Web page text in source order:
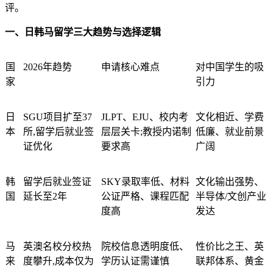
评。
一、日韩马留学三大趋势与选择逻辑
国
家
2026年趋势 申请核心难点
对中国学生的吸
引力
日
本
SGU项目扩至37
所,留学后就业签
证优化
JLPT、EJU、校内考
层层关卡;教授内诺制
要求高
文化相近、学费
低廉、就业前景
广阔
韩
国
留学后就业签证
延长至2年
SKY录取率低、材料
公证严格、课程匹配
度高
文化输出强势、
半导体/文创产业
发达
马
来
英澳名校分校热
度攀升,成本仅为
院校信息透明度低、
学历认证需谨慎
性价比之王、英
联邦体系、黄金